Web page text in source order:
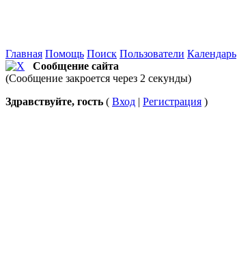
Главная Помощь Поиск Пользователи Календарь
Сообщение сайта
(Сообщение закроется через 2 секунды)
Здравствуйте, гость ( Вход | Регистрация )